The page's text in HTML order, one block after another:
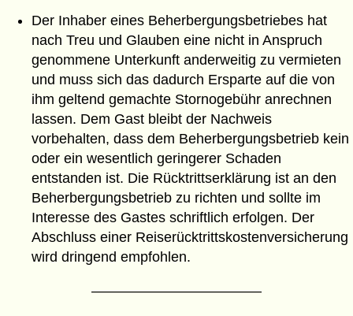
Der Inhaber eines Beherbergungsbetriebes hat
nach Treu und Glauben eine nicht in Anspruch
genommene Unterkunft anderweitig zu vermieten
und muss sich das dadurch Ersparte auf die von
ihm geltend gemachte Stornogebühr anrechnen
lassen. Dem Gast bleibt der Nachweis
vorbehalten, dass dem Beherbergungsbetrieb kein
oder ein wesentlich geringerer Schaden
entstanden ist. Die Rücktrittserklärung ist an den
Beherbergungsbetrieb zu richten und sollte im
Interesse des Gastes schriftlich erfolgen. Der
Abschluss einer Reiserücktrittskostenversicherung
wird dringend empfohlen.
————————————